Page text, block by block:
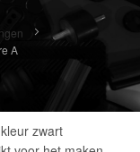
A
zwart